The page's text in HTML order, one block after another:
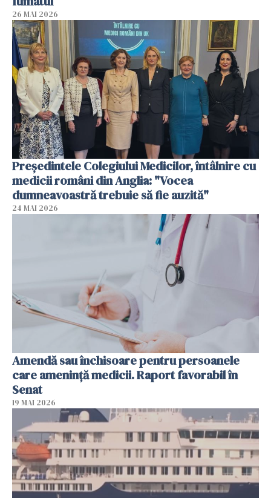
26 MAI 2026
Președintele Colegiului Medicilor, întâlnire cu
medicii români din Anglia: "Vocea
dumneavoastră trebuie să fie auzită"
24 MAI 2026
Amendă sau închisoare pentru persoanele
care ameninţă medicii. Raport favorabil în
Senat
19 MAI 2026